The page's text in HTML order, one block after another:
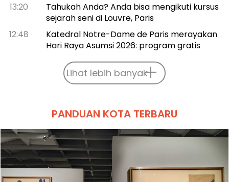
13:20
Tahukah Anda? Anda bisa mengikuti kursus
sejarah seni di Louvre, Paris
12:48
Katedral Notre-Dame de Paris merayakan
Hari Raya Asumsi 2026: program gratis
Lihat lebih banyak
PANDUAN KOTA TERBARU